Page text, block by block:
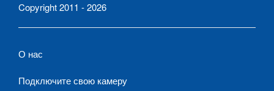
Copyright 2011 - 2026
О нас
Подключите свою камеру